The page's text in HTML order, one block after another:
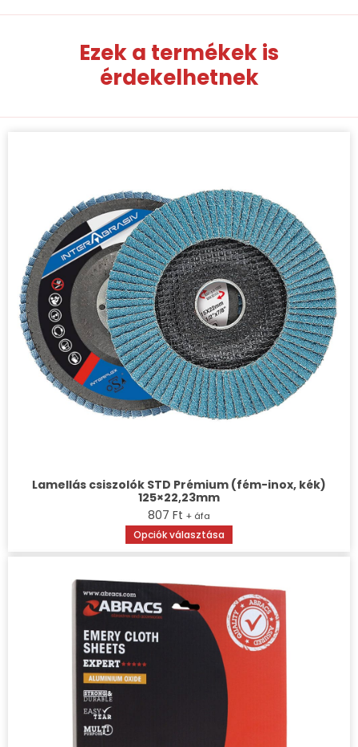
Ezek a termékek is
érdekelhetnek
Lamellás csiszolók STD Prémium (fém-inox, kék)
125×22,23mm
807 Ft + áfa
Opciók választása Ennek
a
terméknek
variációja
van.
A
változatok
a